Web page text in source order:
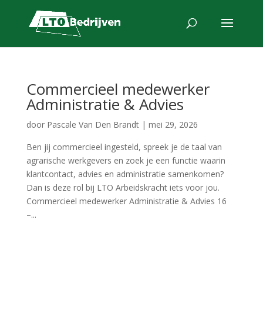
Commercieel medewerker
Administratie & Advies
door Pascale Van Den Brandt| mei 29, 2026
Ben jij commercieel ingesteld, spreek je de taal van
agrarische werkgevers en zoek je een functie waarin
klantcontact, advies en administratie samenkomen?
Dan is deze rol bij LTO Arbeidskracht iets voor jou.
Commercieel medewerker Administratie & Advies 16
–...